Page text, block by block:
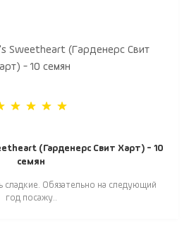
(Гарденерс Свит Харт) - 10
семян
Обязательно на следующий
год посажу..